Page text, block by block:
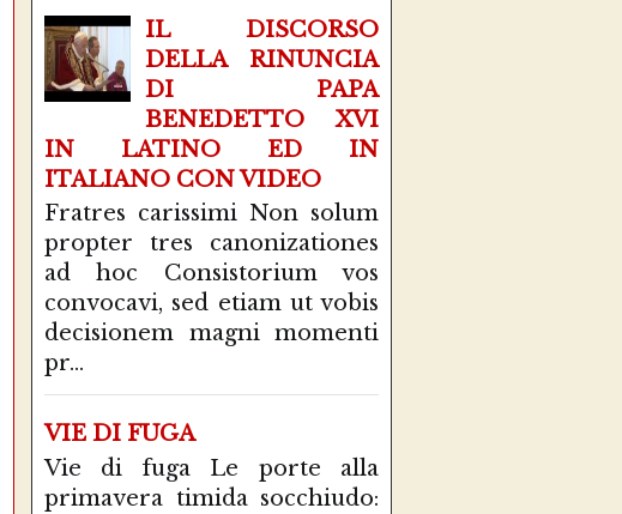
IL DISCORSO
DELLA RINUNCIA
DI PAPA
BENEDETTO XVI
IN LATINO ED IN
ITALIANO CON VIDEO
Fratres carissimi Non solum
propter tres canonizationes
ad hoc Consistorium vos
convocavi, sed etiam ut vobis
decisionem magni momenti
pr...
VIE DI FUGA
Vie di fuga Le porte alla
primavera timida socchiudo: